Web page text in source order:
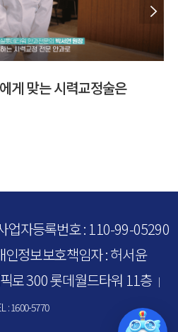
백내장 수술 방법 총정리
업자등록번호 : 110-99-05290
인정보보호책임자 : 허서윤
로 300 롯데월드타워 11층 ｜
: 1600-5770